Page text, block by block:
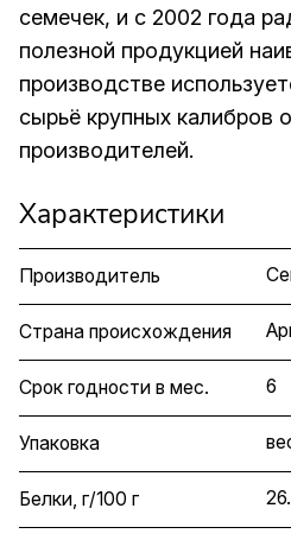
семечек, и с 2002 года
полезной продукцией
производстве
сырьё крупных калибров
производителей.
Характеристики
Производитель
Страна происхождения
Срок годности в мес. 6
Упаковка
Белки, г/100 г